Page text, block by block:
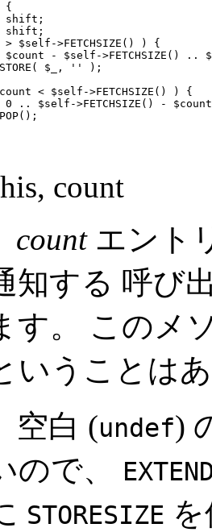
{
shift;
shift;
> $self->FETCHSIZE() ) {
$count - $self->FETCHSIZE() ..
$_, '' );
< $self->FETCHSIZE() ) {
0 .. $self->FETCHSIZE() -
count
countエント
知する 呼び
す。 このメ
いうことは
空白 (undef)
ので、
STORESIZE